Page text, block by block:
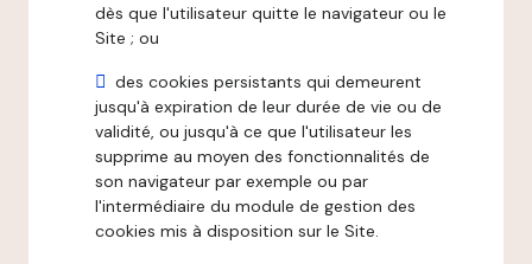
dès que l'utilisateur quitte le navigateur ou le
Site ; ou
des cookies persistants qui demeurent
jusqu'à expiration de leur durée de vie ou de
validité, ou jusqu'à ce que l'utilisateur les
supprime au moyen des fonctionnalités de
son navigateur par exemple ou par
l'intermédiaire du module de gestion des
cookies mis à disposition sur le Site.